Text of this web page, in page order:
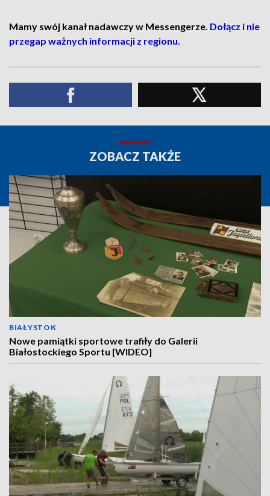
Mamy swój kanał nadawczy w Messengerze. Dołącz i nie
przegap ważnych informacji z regionu.
ZOBACZ TAKŻE
BIAŁYSTOK
Nowe pamiątki sportowe trafiły do Galerii
Białostockiego Sportu [WIDEO]